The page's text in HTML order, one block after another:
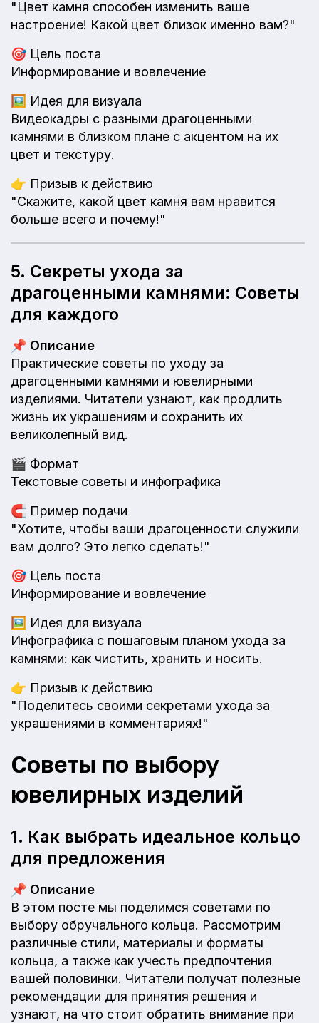
"Цвет камня способен изменить ваше
настроение! Какой цвет близок именно вам?"
🎯 Цель поста
Информирование и вовлечение
🖼️ Идея для визуала
Видеокадры с разными драгоценными
камнями в близком плане с акцентом на их
цвет и текстуру.
👉 Призыв к действию
"Скажите, какой цвет камня вам нравится
больше всего и почему!"
5. Секреты ухода за
драгоценными камнями: Советы
для каждого
📌 Описание
Практические советы по уходу за
драгоценными камнями и ювелирными
изделиями. Читатели узнают, как продлить
жизнь их украшениям и сохранить их
великолепный вид.
🎬 Формат
Текстовые советы и инфографика
🧲 Пример подачи
"Хотите, чтобы ваши драгоценности служили
вам долго? Это легко сделать!"
🎯 Цель поста
Информирование и вовлечение
🖼️ Идея для визуала
Инфографика с пошаговым планом ухода за
камнями: как чистить, хранить и носить.
👉 Призыв к действию
"Поделитесь своими секретами ухода за
украшениями в комментариях!"
Советы по выбору
ювелирных изделий
1. Как выбрать идеальное кольцо
для предложения
📌 Описание
В этом посте мы поделимся советами по
выбору обручального кольца. Рассмотрим
различные стили, материалы и форматы
кольца, а также как учесть предпочтения
вашей половинки. Читатели получат полезные
рекомендации для принятия решения и
узнают, на что стоит обратить внимание при